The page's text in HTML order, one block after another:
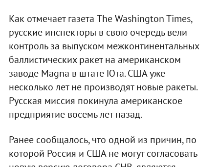
Как отмечает газета The Washington Times,
русские инспекторы в свою очередь вели
контроль за выпуском межконтинентальных
баллистических ракет на американском
заводе Magna в штате Юта. США уже
несколько лет не производят новые ракеты.
Русская миссия покинула американское
предприятие восемь лет назад.
Ранее сообщалось, что одной из причин, по
которой Россия и США не могут согласовать